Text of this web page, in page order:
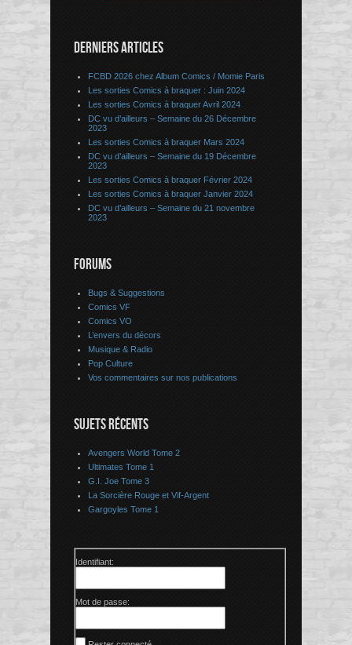
DERNIERS ARTICLES
FCBD 2026 chez Album Comics / Momie Paris
Les sorties Comics à braquer : Juin 2024
Les sorties Comics à braquer Avril 2024
DC vu d’ailleurs – Semaine du 26 Décembre
2023
Les sorties Comics à braquer Mars 2024
DC vu d’ailleurs – Semaine du 19 Décembre
2023
Les sorties Comics à braquer Février 2024
Les sorties Comics à braquer Janvier 2024
DC vu d’ailleurs – Semaine du 21 novembre
2023
FORUMS
Bugs & Suggestions
Comics VF
Comics VO
L’envers du décors
Musique & Radio
Pop Culture
Vos commentaires sur nos publications
SUJETS RÉCENTS
Avengers World Tome 2
Ultimates Tome 1
G.I. Joe Tome 3
La Sorcière Rouge et Vif-Argent
Gargoyles Tome 1
Identifiant:
Mot de passe: